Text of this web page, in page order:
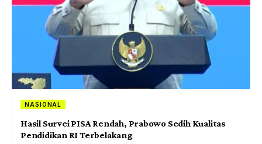
NASIONAL
Hasil Survei PISA Rendah, Prabowo Sedih Kualitas
Pendidikan RI Terbelakang